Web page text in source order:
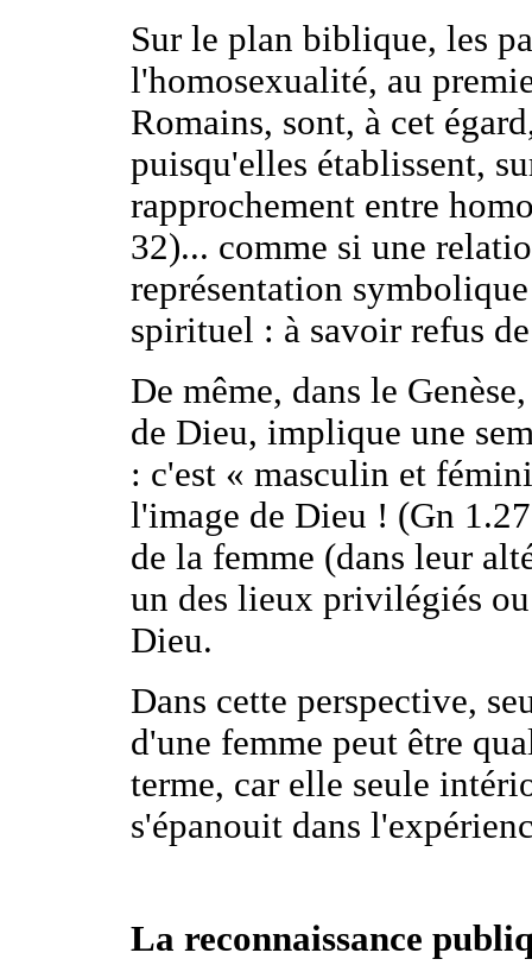
Sur le plan biblique, les
l'homosexualité, au
Romains, sont, à cet
puisqu'elles établissent,
rapprochement entre
32)... comme si une
représentation
spirituel : à savoir refus
De même, dans le
de Dieu, implique une
: c'est « masculin et
l'image de Dieu ! (Gn
de la femme (dans leur
un des lieux privilégiés
Dieu.
Dans cette perspective,
d'une femme peut être
terme, car elle seule
s'épanouit dans
La reconnaissance